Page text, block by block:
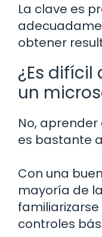
La clave es
obtener
¿Es
un
No,
es bastante
Con una
mayoría de
controles